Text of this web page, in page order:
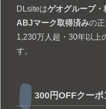
DLsiteはゲオグループ・
ABJマーク取得済みの
1,230万人超・30年以上
す。
300円OFFクー